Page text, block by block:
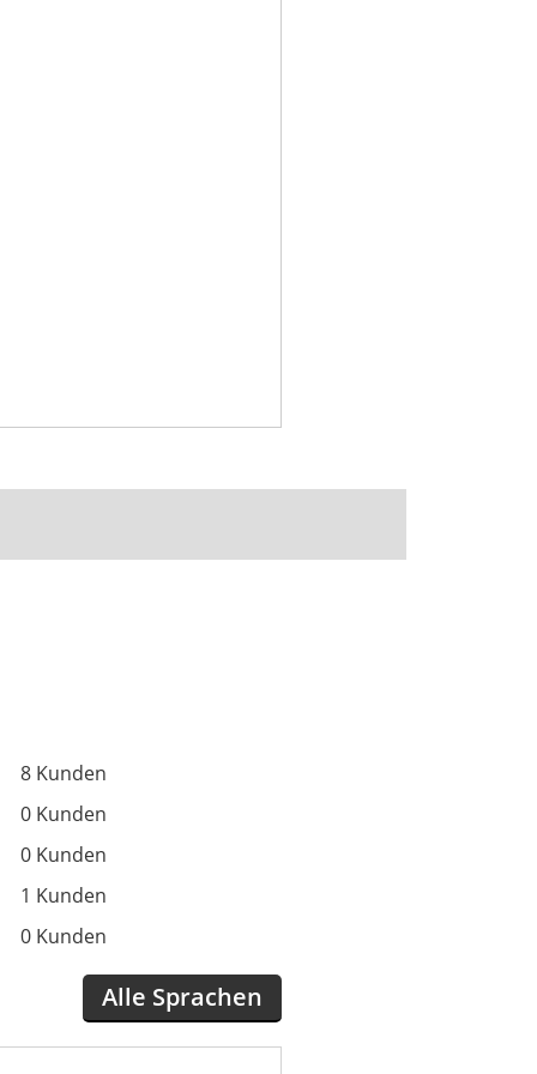
8 Kunden
0 Kunden
0 Kunden
1 Kunden
0 Kunden
Alle Sprachen